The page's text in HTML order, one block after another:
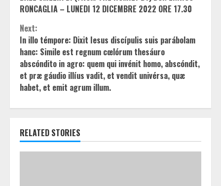
Reading
RONCAGLIA – LUNEDI 12 DICEMBRE 2022 ORE 17.30
Next:
In illo témpore: Dixit Iesus discípulis suis parábolam
hanc: Simile est regnum cœlórum thesáuro
abscóndito in agro: quem qui invénit homo, abscóndit,
et præ gáudio illíus vadit, et vendit univérsa, quæ
habet, et emit agrum illum.
RELATED STORIES